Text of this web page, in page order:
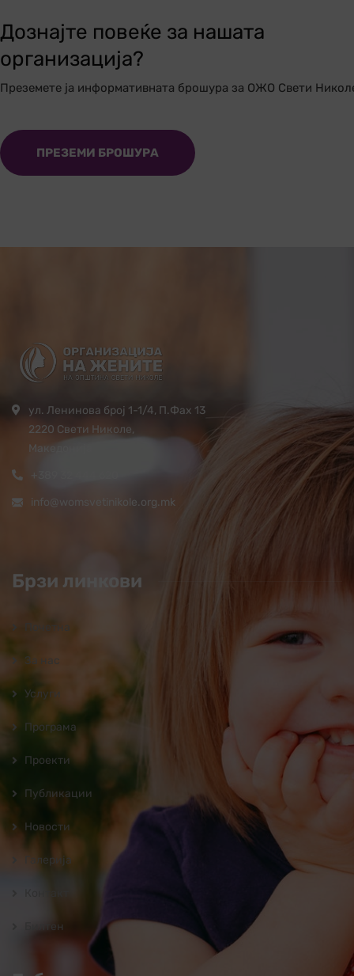
Дознајте повеќе за нашата
организација?
Преземете ја информативната брошура за ОЖО Свети
ПРЕЗЕМИ БРОШУРА
ул. Ленинова број 1-1/4, П.Фах 13
2220 Свети Николе,
Македонија
info@womsvetinikole.org.mk
Брзи линкови
Почетна
За нас
Услуги
Програмa
Проекти
Публикации
Новости
Галерија
Билтен